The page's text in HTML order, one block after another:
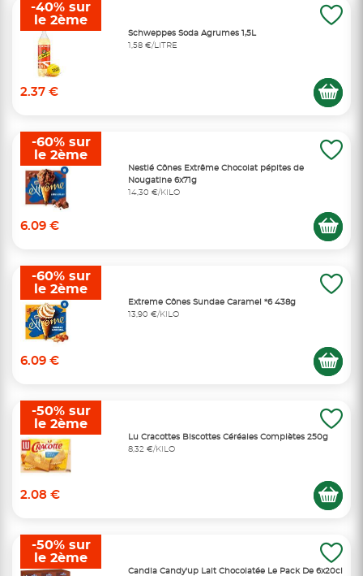
Schweppes Soda Agrumes 1,5L
1,58 €/LITRE
2.37 €
-40% sur
le 2ème
Nestlé Cônes Extrême Chocolat pépites de
Nougatine 6x71g
14,30 €/KILO
6.09 €
-60% sur
le 2ème
Extreme Cônes Sundae Caramel *6 438g
13,90 €/KILO
6.09 €
-60% sur
le 2ème
Lu Cracottes Biscottes Céréales Complètes 250g
8,32 €/KILO
2.08 €
-50% sur
le 2ème
Candia Candy'up Lait Chocolatée Le Pack De 6x20cl
-50% sur
le 2ème